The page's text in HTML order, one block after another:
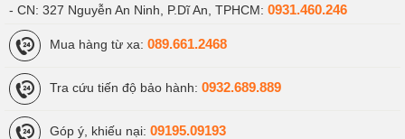
- CN: 327 Nguyễn An Ninh, P.Dĩ An, TPHCM: 0931.460.246
Mua hàng từ xa: 089.661.2468
Tra cứu tiến độ bảo hành: 0932.689.889
Góp ý, khiếu nại: 09195.09193